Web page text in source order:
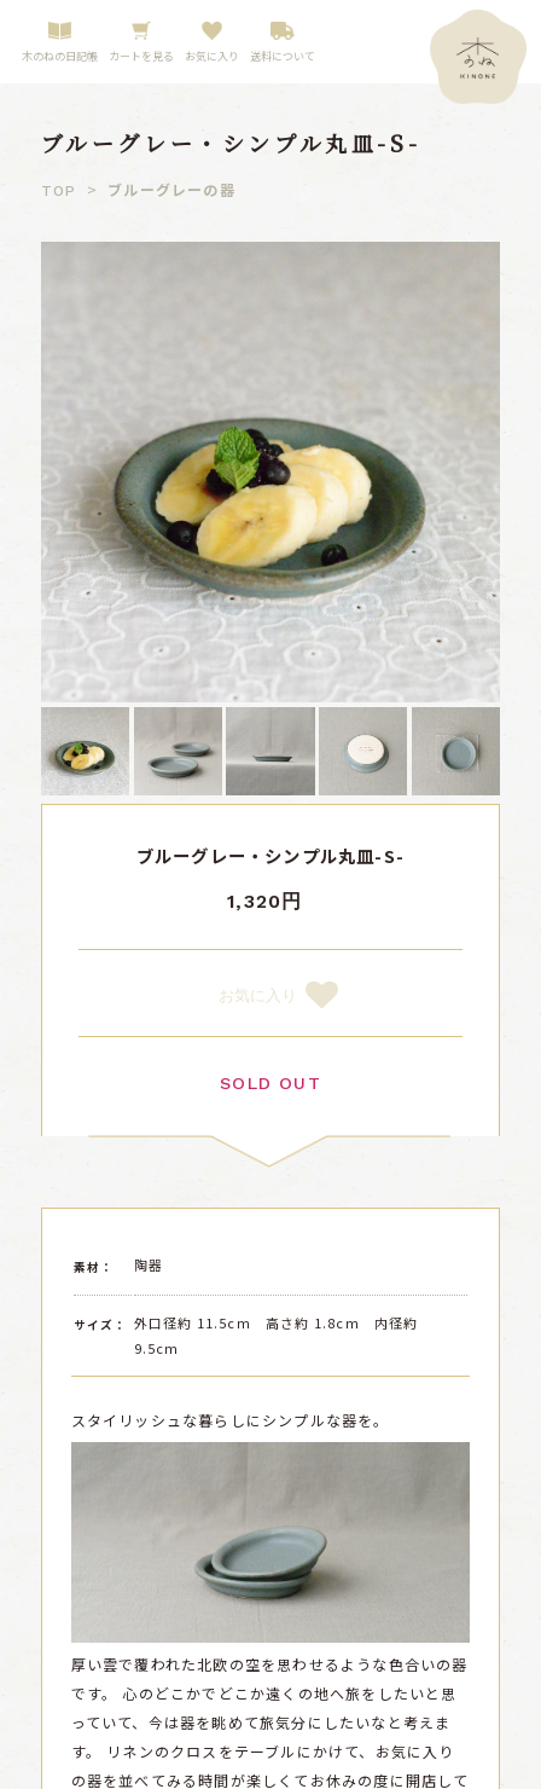
木のねの日記帳 カートを見る お気に入り 送料について
ブルーグレー・シンプル丸皿-S-
TOP > ブルーグレーの器
ブルーグレー・シンプル丸皿-S-
1,320円
お気に入り
SOLD OUT
素材： 陶器
サイズ：
外口径約 11.5cm 高さ約 1.8cm 内径約
9.5cm
スタイリッシュな暮らしにシンプルな器を。
厚い雲で覆われた北欧の空を思わせるような色合いの器
です。
心のどこかでどこか遠くの地へ旅をしたいと思
っていて、今は器を眺めて旅気分にしたいなと考えま
す。
リネンのクロスをテーブルにかけて、お気に入り
の器を並べてみる時間が楽しくてお休みの度に開店して